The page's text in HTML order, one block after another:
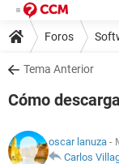
Foros
Tema Anterior
Cómo
oscar lanuza -
Carlos